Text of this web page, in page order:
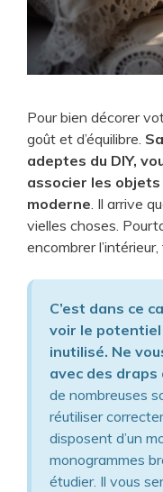
Pour bien décorer
goût et d’équilibre.
adeptes du DIY,
associer les
moderne. Il arrive
vielles choses.
encombrer
C’est dans ce
voir le
inutilisé. Ne
avec des draps
de nombreuses
réutiliser
disposent d’un
monogrammes
étudier. Il vous